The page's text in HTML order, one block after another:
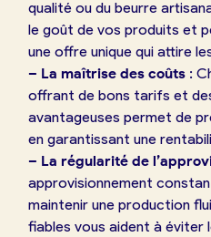
qualité ou du beurre
le goût de vos produits et
une offre unique qui attire
– La maîtrise des coûts :
offrant de bons tarifs et
avantageuses permet de
en garantissant une
– La régularité de
approvisionnement
maintenir une production
fiables vous aident à